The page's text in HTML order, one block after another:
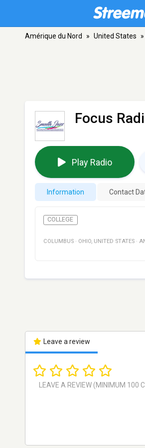
Amérique du Nord » United States »
Focus
Play Radio
Information Contact
COLLEGE
COLUMBUS · OHIO, UNITED STATES ·
Leave a review